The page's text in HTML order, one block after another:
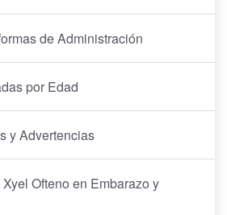
de Administración
por Edad
y Advertencias
Ofteno en Embarazo y